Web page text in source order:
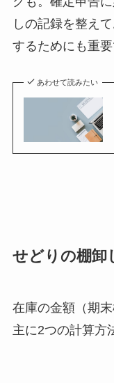
しの記録を整え
するためにも重要
あわせて読みたい
せどりの棚卸
在庫の金額（期
主に2つの計算方